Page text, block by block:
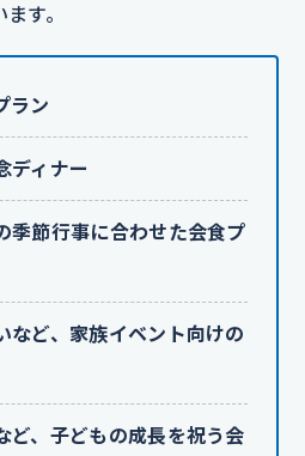
す。
ラン
ディナー
季節行事に合わせた会食プ
など、家族イベント向けの
ど、子どもの成長を祝う会